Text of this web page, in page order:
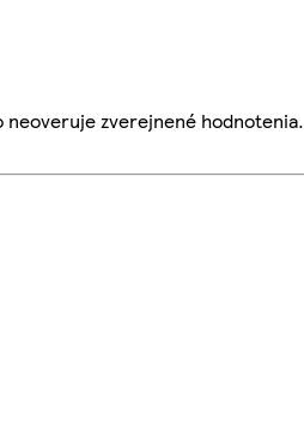
neoveruje zverejnené hodnotenia.